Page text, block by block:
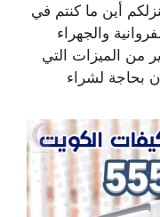
أين ما كنتم في
والجهراء
من الميزات التي
بحاجة لشراء